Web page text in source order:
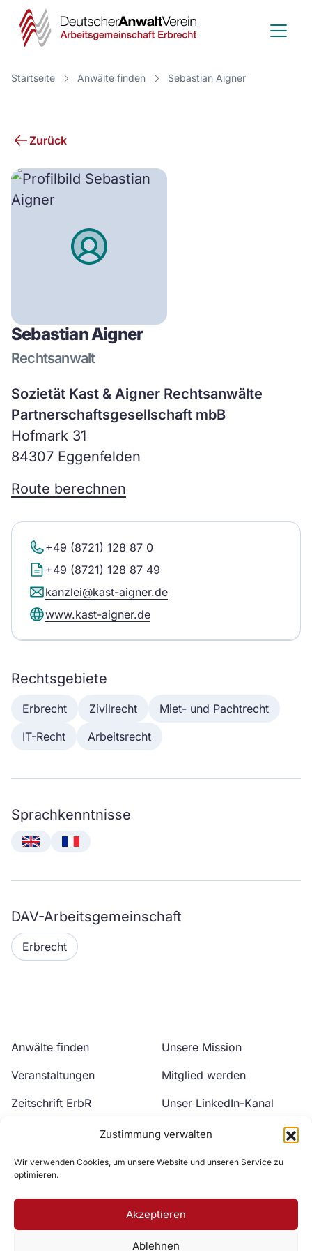
Zustimmung verwalten
Wir verwenden Cookies, um unsere Website und unseren Service zu
optimieren.
Akzeptieren
Ablehnen
Deutscher
Anwalt
Verein
Startseite Anwälte finden Sebastian Aigner
Zurück
Sebastian Aigner
Rechtsanwalt
Sozietät Kast & Aigner Rechtsanwälte
Partnerschaftsgesellschaft mbB
Hofmark 31
84307 Eggenfelden
Route berechnen
+49 (8721) 128 87 0
+49 (8721) 128 87 49
kanzlei@kast-aigner.de
www.kast-aigner.de
Rechtsgebiete
Erbrecht Zivilrecht
Miet- und Pachtrecht
IT-Recht
Arbeitsrecht
Sprachkenntnisse
English Français
DAV-Arbeitsgemeinschaft
Erbrecht
Anwälte finden
Veranstaltungen
Zeitschrift ErbR
Unsere Mission
Mitglied werden
Unser LinkedIn-Kanal
Unser YouTube-Kanal
Zur DAV Webseite